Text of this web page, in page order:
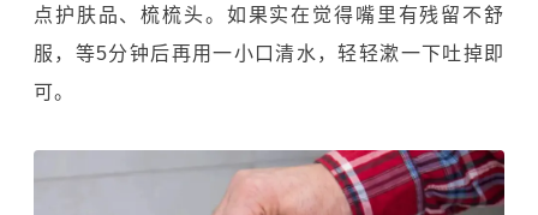
点护肤品、梳梳头。如果实在觉得嘴里有残留不舒
服，等5分钟后再用一小口清水，轻轻漱一下吐掉即
可。